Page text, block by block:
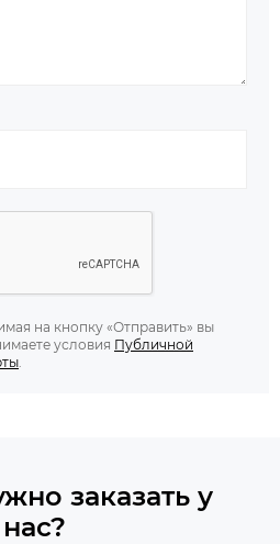
на кнопку «Отправить» вы
условия Публичной
заказать у
нас?